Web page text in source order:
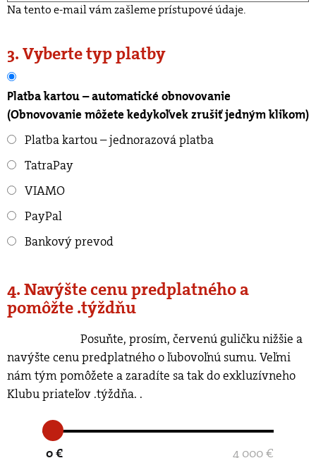
Na tento e-mail vám zašleme prístupové údaje.
3. Vyberte typ platby
Platba kartou – automatické obnovovanie
(Obnovovanie môžete kedykoľvek zrušiť jedným klikom)
Platba kartou – jednorazová platba
TatraPay
VIAMO
PayPal
Bankový prevod
4. Navýšte cenu predplatného a
pomôžte .týždňu
navýšte cenu predplatného o ľubovoľnú sumu. Veľmi
nám tým pomôžete a zaradíte sa tak do exkluzívneho
Klubu priateľov .týždňa. .
0 € 4 000 €